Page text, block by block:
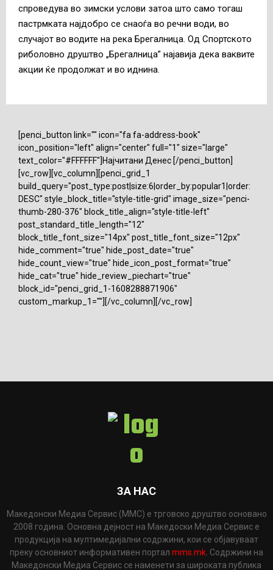
спроведува во зимски услови затоа што само тогаш
пастрмката најдобро се снаоѓа во речни води, во
случајот во водите на река Брегалница. Од Спортското
риболовно друштво „Брегалница” најавија дека ваквите
акции ќе продолжат и во иднина.
[penci_button link="" icon="fa fa-address-book"
icon_position="left" align="center" full="1" size="large"
text_color="#FFFFFF"]Најчитани Денес [/penci_button]
[vc_row][vc_column][penci_grid_1
build_query="post_type:post|size:6|order_by:popular1|order:
DESC" style_block_title="style-title-grid" image_size="penci-
thumb-280-376" block_title_align="style-title-left"
post_standard_title_length="12"
block_title_font_size="14px" post_title_font_size="12px"
hide_comment="true" hide_post_date="true"
hide_count_view="true" hide_icon_post_format="true"
hide_cat="true" hide_review_piechart="true"
block_id="penci_grid_1-1608288871906"
custom_markup_1=""][/vc_column][/vc_row]
ЗА НАС
Македонски Медиа Сервис (ММС) е трговско друштво основано
2008 година. Основна дејност на Македоски Медиа Сервис е
продукција на мултимедијални содржини, кои се објавуваат
преку основниот информативен портал mms.mk. Содржини на
Македонски Медиа Сервис се наменети за широката публика